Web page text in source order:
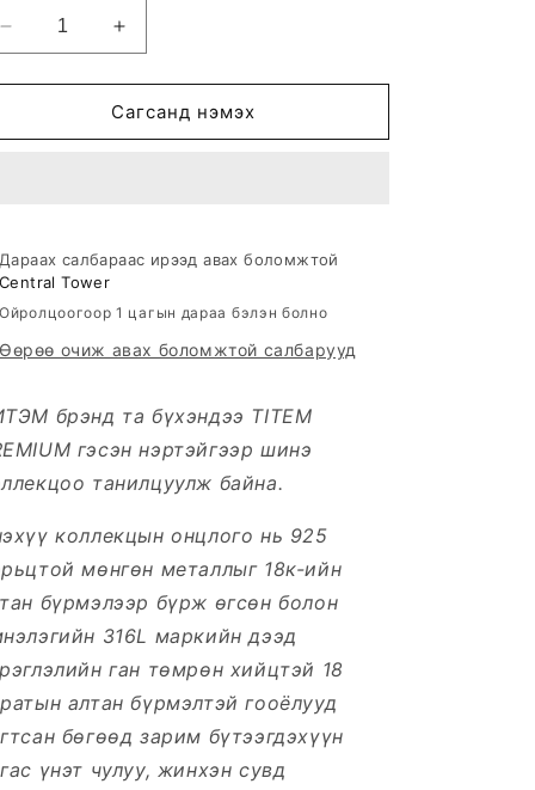
Decrease
quantity
for
ХҮЗҮҮНИЙ
Increase
quantity
for
LABSOLU
ХҮЗҮҮНИЙ
Сагсанд нэмэх
Дараах салбараас ирээд авах боломжтой
Central Tower
Ойролцоогоор 1 цагын дараа бэлэн болно
Өөрөө очиж авах боломжтой салбарууд
брэнд та бүхэндээ TITEM
гэсэн нэртэйгээр шинэ
танилцуулж байна.
коллекцын онцлого нь 925
мөнгөн металлыг 18к-ийн
бүрмэлээр бүрж өгсөн болон
316L маркийн дээд
ган төмрөн хийцтэй 18
алтан бүрмэлтэй гооёлууд
бөгөөд зарим бүтээгдэхүүн
үнэт чулуу, жинхэн сувд